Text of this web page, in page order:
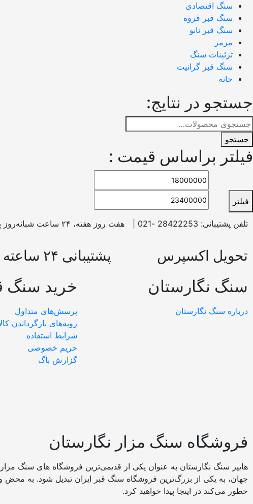
سنگ اقتصادی
سنگ قبر قروه
سنگ قبر نانو
مرمر
تزئینات سنگ
سنگ قبر گرانیت
خانه
جستجو در نتایج:
جستجو
فیلتر براساس قیمت :
فیلتر
تلفن پشتیبانی: 28422253 -021 | هفت روز هفته، ۲۴ ساعت شبانه‌روز پاسخگوی شما هستیم.
تحویل اکسپرس پشتیبانی ۲۴ ساعته
سنگ نگارستان
درباره سنگ نگارستان
خرید سنگ
پرسش‌های متداول
رویه‌های بازگرداندن
شرایط استفاده
حریم خصوصی
گزارش باگ
فروشگاه سنگ مزار نگارستان
هایپر سنگ نگارستان به عنوان یکی از قدیمی‌ترین فروشگاه های سنگ
جهان، به یکی از بزرگ‌ترین فروشگاه سنگ قبر ایران تبدیل شود. به
خطور می‌کند در اینجا پیدا خواهید کرد.